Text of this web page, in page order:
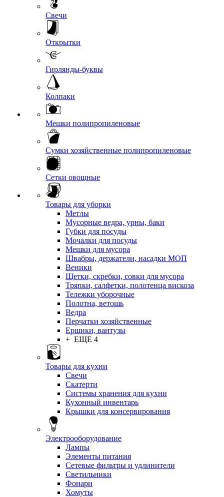
Свечи
Открытки
Гирлянды-буквы
Колпаки
Мешки полипропиленовые
Сумки хозяйственные полипропиленовые
Сетки овощные
Товары для уборки
Метлы
Мусорные ведра, урны, баки
Губки для посуды
Мочалки для посуды
Мешки для мусора
Швабры, держатели, насадки МОП
Веники
Щетки, скребки, совки для мусора
Тряпки, салфетки, полотенца вискоза
Тележки уборочные
Полотна, ветошь
Ведра
Перчатки хозяйственные
Ершики, вантузы
+ ЕЩЕ 4
Товары для кухни
Свечи
Скатерти
Системы хранения для кухни
Кухонный инвентарь
Крышки для консервирования
Электрооборудование
Лампы
Элементы питания
Сетевые фильтры и удлинители
Светильники
Фонари
Хомуты